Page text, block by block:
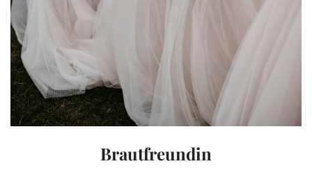
Brautfreundin